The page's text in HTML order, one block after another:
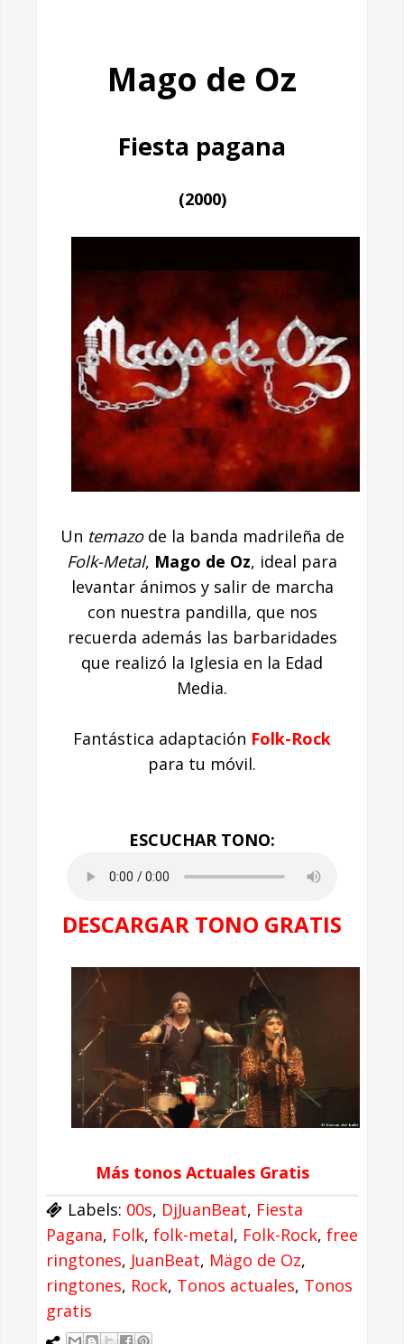
Mago de Oz
Fiesta pagana
(2000)
Un temazo de la banda madrileña de
Folk-Metal, Mago de Oz, ideal para
levantar ánimos y salir de marcha
con nuestra pandilla, que nos
recuerda además las barbaridades
que realizó la Iglesia en la Edad
Media.
Fantástica adaptación Folk-Rock
para tu móvil.
ESCUCHAR TONO:
DESCARGAR TONO GRATIS
Más tonos Actuales Gratis
Labels: 00s, DjJuanBeat, Fiesta
Pagana, Folk, folk-metal, Folk-Rock, free
ringtones, JuanBeat, Mägo de Oz,
ringtones, Rock, Tonos actuales, Tonos
gratis